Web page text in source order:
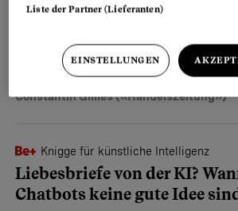
Mark Zuckerberg lässt einen KI-
dem Angestellte chatten können –
mit Risiken.
Constantin Gillies («Handelszeitung»)
Knigge für künstliche Intelligenz
Liebesbriefe von der KI?
Chatbots keine gute Idee
Liste der Partner (Lieferanten)
EINSTELLUNGEN